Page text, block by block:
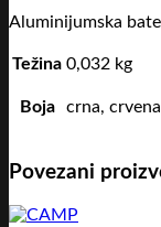
Aluminijumska
Težina 0,032 kg
Boja crna,
Povezani